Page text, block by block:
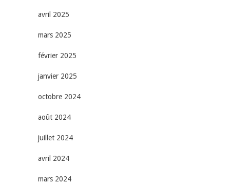
avril 2025
mars 2025
février 2025
janvier 2025
octobre 2024
août 2024
juillet 2024
avril 2024
mars 2024